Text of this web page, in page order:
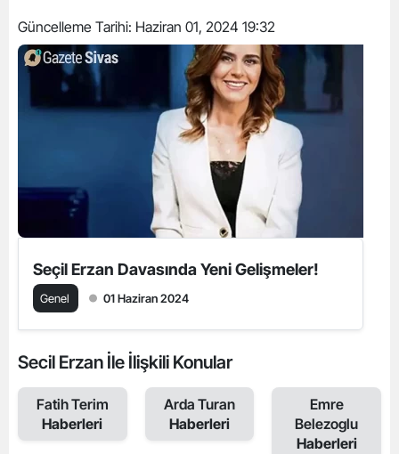
Güncelleme Tarihi: Haziran 01, 2024 19:32
Seçil Erzan Davasında Yeni Gelişmeler!
Genel 01 Haziran 2024
Secil Erzan İle İlişkili Konular
Fatih Terim
Haberleri
Arda Turan
Haberleri
Emre
Belezoglu
Haberleri